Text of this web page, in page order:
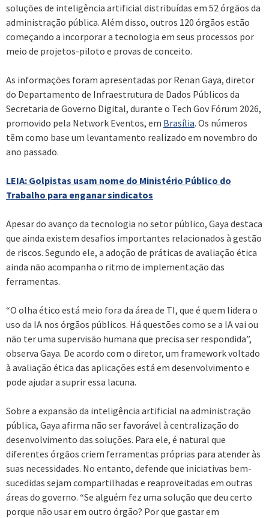
soluções de inteligência artificial distribuídas em 52 órgãos da
administração pública. Além disso, outros 120 órgãos estão
começando a incorporar a tecnologia em seus processos por
meio de projetos-piloto e provas de conceito.
As informações foram apresentadas por Renan Gaya, diretor
do Departamento de Infraestrutura de Dados Públicos da
Secretaria de Governo Digital, durante o Tech Gov Fórum 2026,
promovido pela Network Eventos, em Brasília. Os números
têm como base um levantamento realizado em novembro do
ano passado.
LEIA: Golpistas usam nome do Ministério Público do
Trabalho para enganar sindicatos
Apesar do avanço da tecnologia no setor público, Gaya destaca
que ainda existem desafios importantes relacionados à gestão
de riscos. Segundo ele, a adoção de práticas de avaliação ética
ainda não acompanha o ritmo de implementação das
ferramentas.
“O olha ético está meio fora da área de TI, que é quem lidera o
uso da IA nos órgãos públicos. Há questões como se a IA vai ou
não ter uma supervisão humana que precisa ser respondida”,
observa Gaya. De acordo com o diretor, um framework voltado
à avaliação ética das aplicações está em desenvolvimento e
pode ajudar a suprir essa lacuna.
Sobre a expansão da inteligência artificial na administração
pública, Gaya afirma não ser favorável à centralização do
desenvolvimento das soluções. Para ele, é natural que
diferentes órgãos criem ferramentas próprias para atender às
suas necessidades. No entanto, defende que iniciativas bem-
sucedidas sejam compartilhadas e reaproveitadas em outras
áreas do governo. “Se alguém fez uma solução que deu certo
porque não usar em outro órgão? Por que gastar em